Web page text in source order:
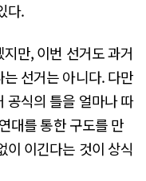
다.
만, 이번 선거도 과거
선거는 아니다. 다만
공식의 틀을 얼마나 따
대를 통한 구도를 만
이 이긴다는 것이 상식